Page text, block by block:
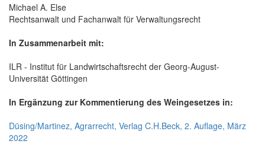
Michael A. Else
Rechtsanwalt und Fachanwalt für Verwaltungsrecht
In Zusammenarbeit mit:
ILR - Institut für Landwirtschaftsrecht der Georg-August-
Universität Göttingen
In Ergänzung zur Kommentierung des Weingesetzes in:
Düsing/Martinez, Agrarrecht, Verlag C.H.Beck, 2. Auflage, März
2022